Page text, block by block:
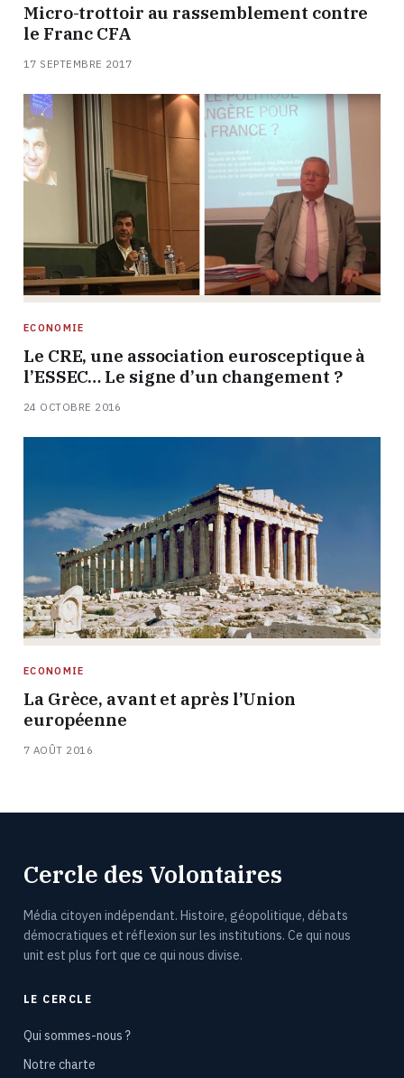
Micro-trottoir au rassemblement contre
le Franc CFA
17 SEPTEMBRE 2017
ECONOMIE
Le CRE, une association eurosceptique à
l’ESSEC… Le signe d’un changement ?
24 OCTOBRE 2016
ECONOMIE
La Grèce, avant et après l’Union
européenne
7 AOÛT 2016
Cercle des Volontaires
Média citoyen indépendant. Histoire, géopolitique, débats
démocratiques et réflexion sur les institutions. Ce qui nous
unit est plus fort que ce qui nous divise.
LE CERCLE
Qui sommes-nous ?
Notre charte